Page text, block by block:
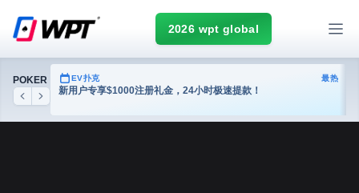
2026 wpt global
POKER
Previous
Next
热门 EV扑克 最热
新用户专享$1000注册礼金，24小时极速提款！